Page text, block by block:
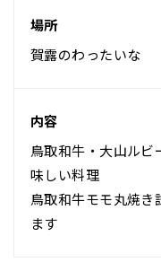
場所
賀露のわったいな
内容
鳥取和牛・大山ル
味しい料理
鳥取和牛モモ丸焼き
ます